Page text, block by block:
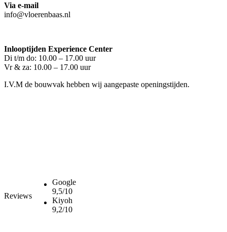
Via e-mail
info@vloerenbaas.nl
Inlooptijden Experience Center
Di t/m do: 10.00 – 17.00 uur
Vr & za: 10.00 – 17.00 uur
I.V.M de bouwvak hebben wij aangepaste openingstijden.
Reviews
Google
9,5/10
Kiyoh
9,2/10